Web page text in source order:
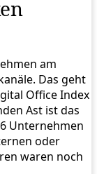
am
Das geht
Office Index
Ast ist das
Unternehmen
oder
waren noch